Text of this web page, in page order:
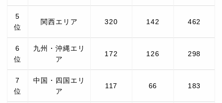
5
位
関西エリア 320 142 462
6
位
九州・沖縄エリ
ア
172 126 298
7
位
中国・四国エリ
ア
117 66 183